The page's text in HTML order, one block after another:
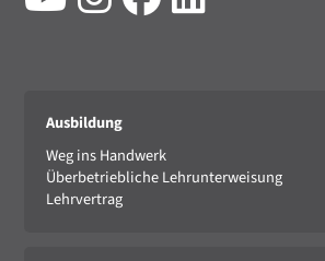
Ausbildung
Weg ins Handwerk
Überbetriebliche Lehrunterweisung
Lehrvertrag